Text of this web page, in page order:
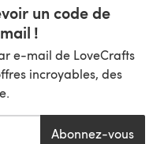
un code de
!
e-mail de LoveCrafts
incroyables, des
Abonnez-vous